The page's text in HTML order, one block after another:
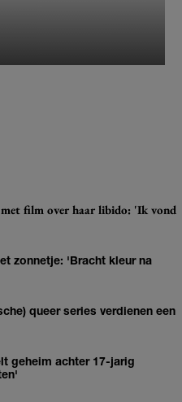
film over haar libido: 'Ik vond
zonnetje: 'Bracht kleur na
queer series verdienen een
geheim achter 17-jarig